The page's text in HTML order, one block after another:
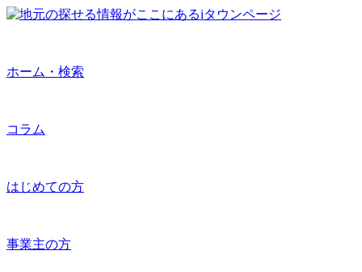
ホーム・検索
コラム
はじめての方
事業主の方